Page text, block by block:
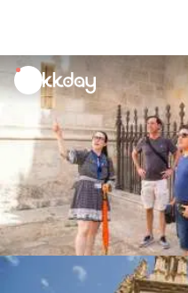
unread
notifications